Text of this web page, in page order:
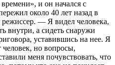
и он начался с
около 40 лет назад в
— Я видел человека,
внутри, а сидеть снаружи
уставившись на нее. Я
человек, но вопросы,
меня почувствовать, что